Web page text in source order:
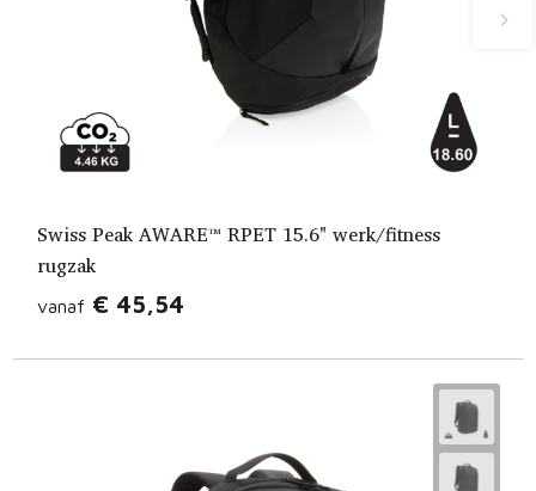
Swiss Peak AWARE™ RPET 15.6" werk/fitness
rugzak
vanaf € 45,54